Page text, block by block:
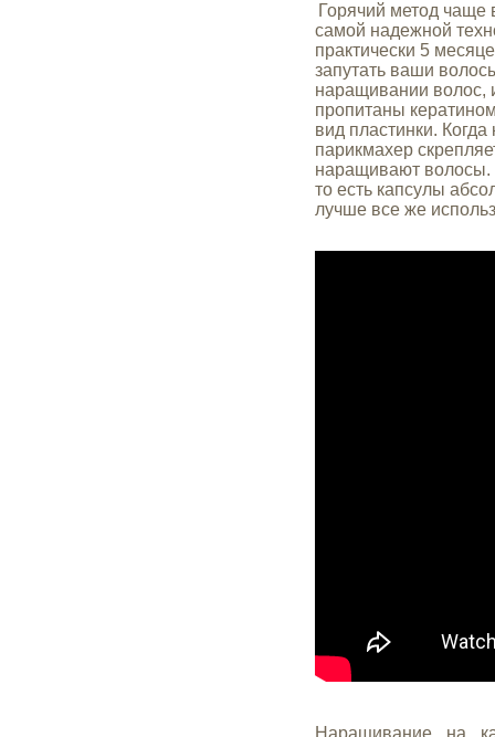
Горячий метод чаще
самой надежной
практически 5
запутать ваши
наращивании волос,
пропитаны
вид пластинки.
парикмахер
наращивают волосы.
то есть капсулы
лучше все же
Наращивание на